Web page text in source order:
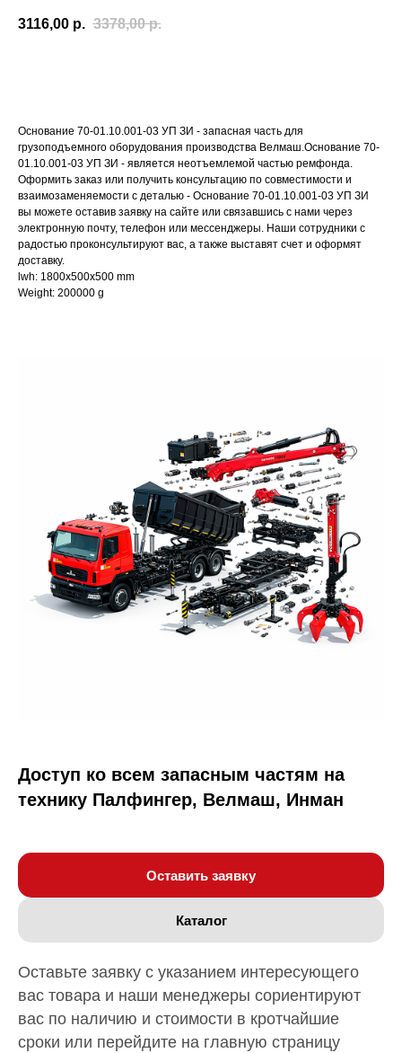
3116,00 р. 3378,00 р.
Основание 70-01.10.001-03 УП ЗИ - запасная часть для
грузоподъемного оборудования производства Велмаш.Основание 70-
01.10.001-03 УП ЗИ - является неотъемлемой частью ремфонда.
Оформить заказ или получить консультацию по совместимости и
взаимозаменяемости с деталью - Основание 70-01.10.001-03 УП ЗИ
вы можете оставив заявку на сайте или связавшись с нами через
электронную почту, телефон или мессенджеры. Наши сотрудники с
радостью проконсультируют вас, а также выставят счет и оформят
доставку.
lwh: 1800x500x500 mm
Weight: 200000 g
Доступ ко всем запасным частям на
технику Палфингер, Велмаш, Инман
Оставить заявку
Каталог
Оставьте заявку с указанием интересующего
вас товара и наши менеджеры сориентируют
вас по наличию и стоимости в кротчайшие
сроки или перейдите на главную страницу